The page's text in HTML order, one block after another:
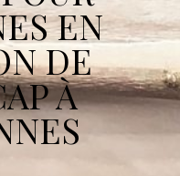
EN
DE
À